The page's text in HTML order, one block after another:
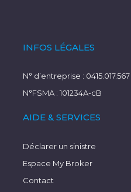
INFOS LÉGALES
N° d’entreprise : 0415.017.567
N°FSMA : 101234A-cB
AIDE & SERVICES
Déclarer un sinistre
Espace My Broker
Contact